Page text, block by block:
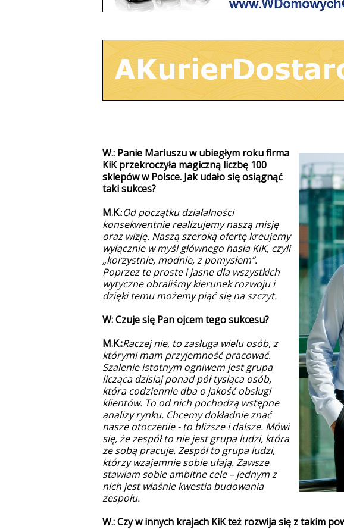
W.: Panie Mariuszu w ubiegłym roku firma
KiK przekroczyła magiczną liczbę 100
sklepów w Polsce. Jak udało się osiągnąć
taki sukces?
M.K.:Od początku działalności
konsekwentnie realizujemy naszą misję
oraz wizję. Naszą szeroką ofertę kreujemy
wyłącznie w myśl głównego hasła KiK, czyli
„korzystnie, modnie, z pomysłem”.
Poprzez te proste i jasne dla wszystkich
wytyczne obraliśmy kierunek rozwoju i
dzięki temu możemy piąć się na szczyt.
W: Czuje się Pan ojcem tego sukcesu?
M.K.:Raczej nie, to zasługa wielu osób, z
którymi mam przyjemność pracować.
Szalenie istotnym ogniwem jest grupa
licząca dzisiaj ponad pół tysiąca osób,
która codziennie dba o jakość obsługi
klientów. To od nich pochodzą wstępne
analizy rynku. Chcemy dokładnie znać
nasze otoczenie - to bliższe i dalsze. Mówi
się, że zespół to nie jest grupa ludzi, która
ze sobą pracuje. Zespół to grupa ludzi,
którzy wzajemnie sobie ufają. Zawsze
stawiam sobie ambitne cele – jednym z
nich jest właśnie kwestia budowania
zespołu.
W.: Czy w innych krajach KiK też rozwija się z takim